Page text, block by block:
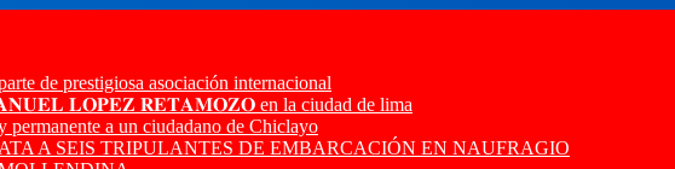
de prestigiosa asociación internacional
𝐋𝐎𝐏𝐄𝐙 𝐑𝐄𝐓𝐀𝐌𝐎𝐙𝐎 en la ciudad de lima
a un ciudadano de Chiclayo
A SEIS TRIPULANTES DE EMBARCACIÓN EN NAUFRAGIO